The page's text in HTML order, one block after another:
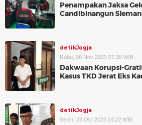
Penampakan Jaksa
Candibinangun
detikJogja
Rabu, 08 Nov 2023 07:30 WIB
Dakwaan Korupsi-
Kasus TKD Jerat Eks
detikJogja
Senin, 23 Okt 2023 14:22 WIB